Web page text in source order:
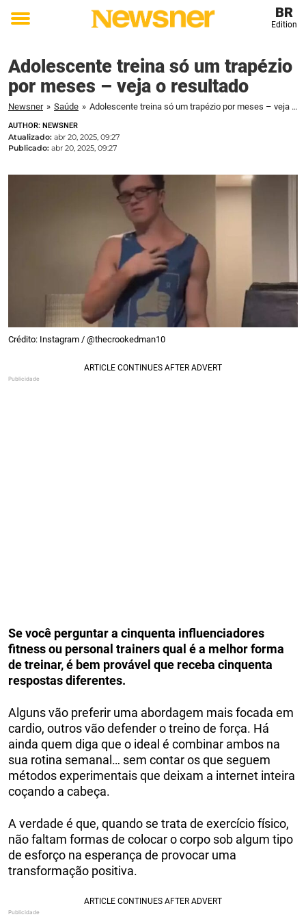
Toggle
BR
Edition
Adolescente treina só um trapézio
por meses – veja o resultado
Newsner » Saúde » Adolescente treina só um trapézio por meses – veja o resultado
AUTHOR: NEWSNER
Atualizado: abr 20, 2025, 09:27
Publicado: abr 20, 2025, 09:27
Crédito: Instagram / @thecrookedman10
Se você perguntar a cinquenta influenciadores
fitness ou personal trainers qual é a melhor forma
de treinar, é bem provável que receba cinquenta
respostas diferentes.
Alguns vão preferir uma abordagem mais focada em
cardio, outros vão defender o treino de força. Há
ainda quem diga que o ideal é combinar ambos na
sua rotina semanal… sem contar os que seguem
métodos experimentais que deixam a internet inteira
coçando a cabeça.
A verdade é que, quando se trata de exercício físico,
não faltam formas de colocar o corpo sob algum tipo
de esforço na esperança de provocar uma
transformação positiva.